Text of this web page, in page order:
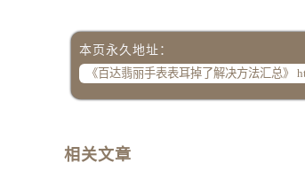
辽宁省本溪市平山区
辽宁省朝阳市双塔区
辽宁省丹东市振兴区
辽宁省抚顺市新抚区
辽宁省阜新市海州区
辽宁省葫芦岛市连山
本页永久地址：
相关文章